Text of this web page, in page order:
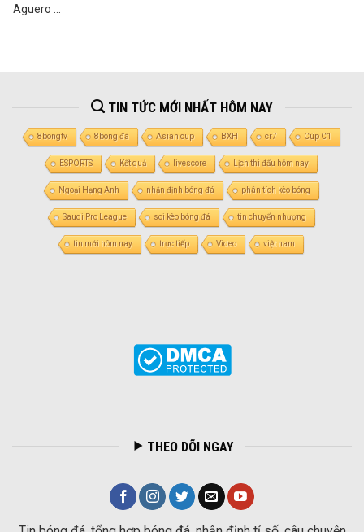
Aguero ...
TIN TỨC MỚI NHẤT HÔM NAY
8bongtv 8bong đá Asian cup BXH cr7 Cúp C1
ESPORTS Kết quả livescore Lịch thi đấu hôm nay
Ngoại Hạng Anh nhận định bóng đá phân tích kèo bóng
Saudi Pro League soi kèo bóng đá tin chuyển nhượng
tin mới hôm nay trực tiếp Video việt nam
THEO DÕI NGAY